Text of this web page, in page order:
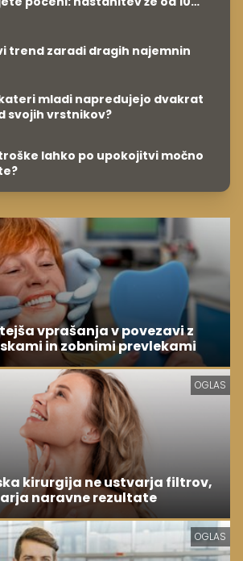
trend zaradi dragih najemnin
mladi napredujejo dvakrat
svojih vrstnikov?
lahko po upokojitvi močno
vprašanja v povezavi z
in zobnimi prevlekami
OGLAS
kirurgija ne ustvarja filtrov,
naravne rezultate
OGLAS